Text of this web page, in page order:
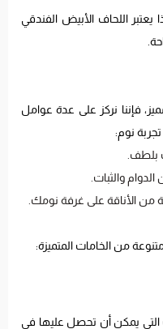
اللحاف الأبيض الفندقي
فإننا نركز على عدة عوامل
نوم:
بلطف.
والثبات.
من الأناقة على غرفة نومك.
من الخامات المتميزة:
التي يمكن أن تحصل عليها في